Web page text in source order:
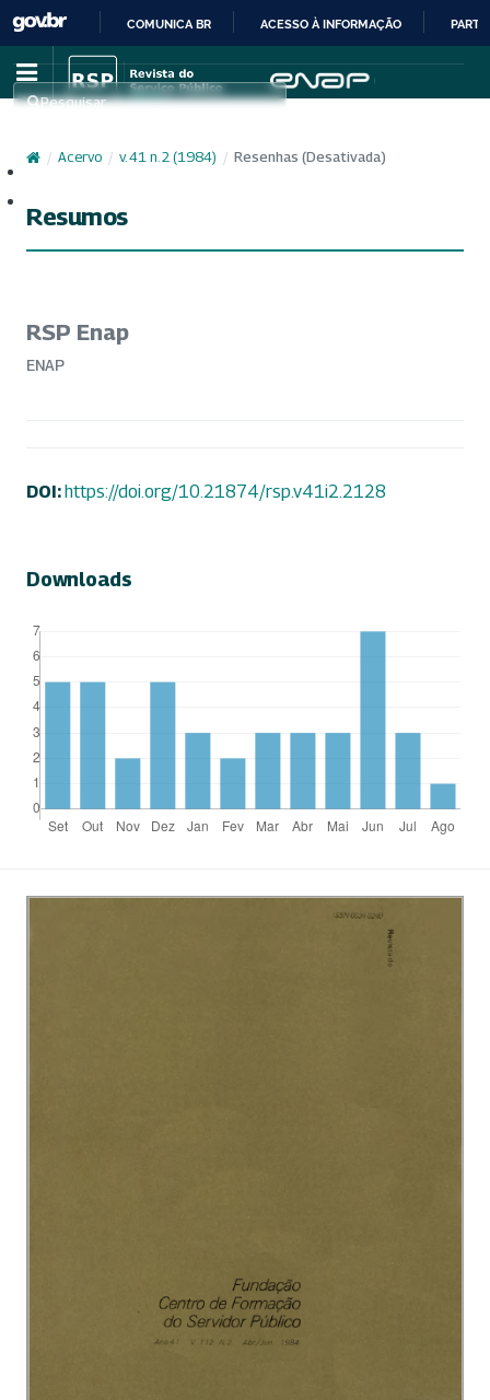
IR
PARA
CONTEÚDO
COMUNICA BR ACESSO À INFORMAÇÃO
Pesquisar
/ Acervo / v. 41 n. 2 (1984) / Resenhas (Desativada)
Resumos
RSP Enap
ENAP
DOI:https://doi.org/10.21874/rsp.v41i2.2128
Downloads